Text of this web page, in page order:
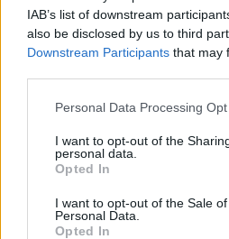
IAB’s list of downstream
also be disclosed by us to third
Downstream Participants that may
Please note that this website/app
not limited to your visit or usage
grant or deny consent to Google
use your data for below specified
consent section.
Personal Data Processing
I want to opt-out of the
personal data.
Opted In
I want to opt-out of the Sale
Personal Data.
Opted In
Felhasználónév
Elfelejtette jelszavát?
Kertészeti, kerti termékek és